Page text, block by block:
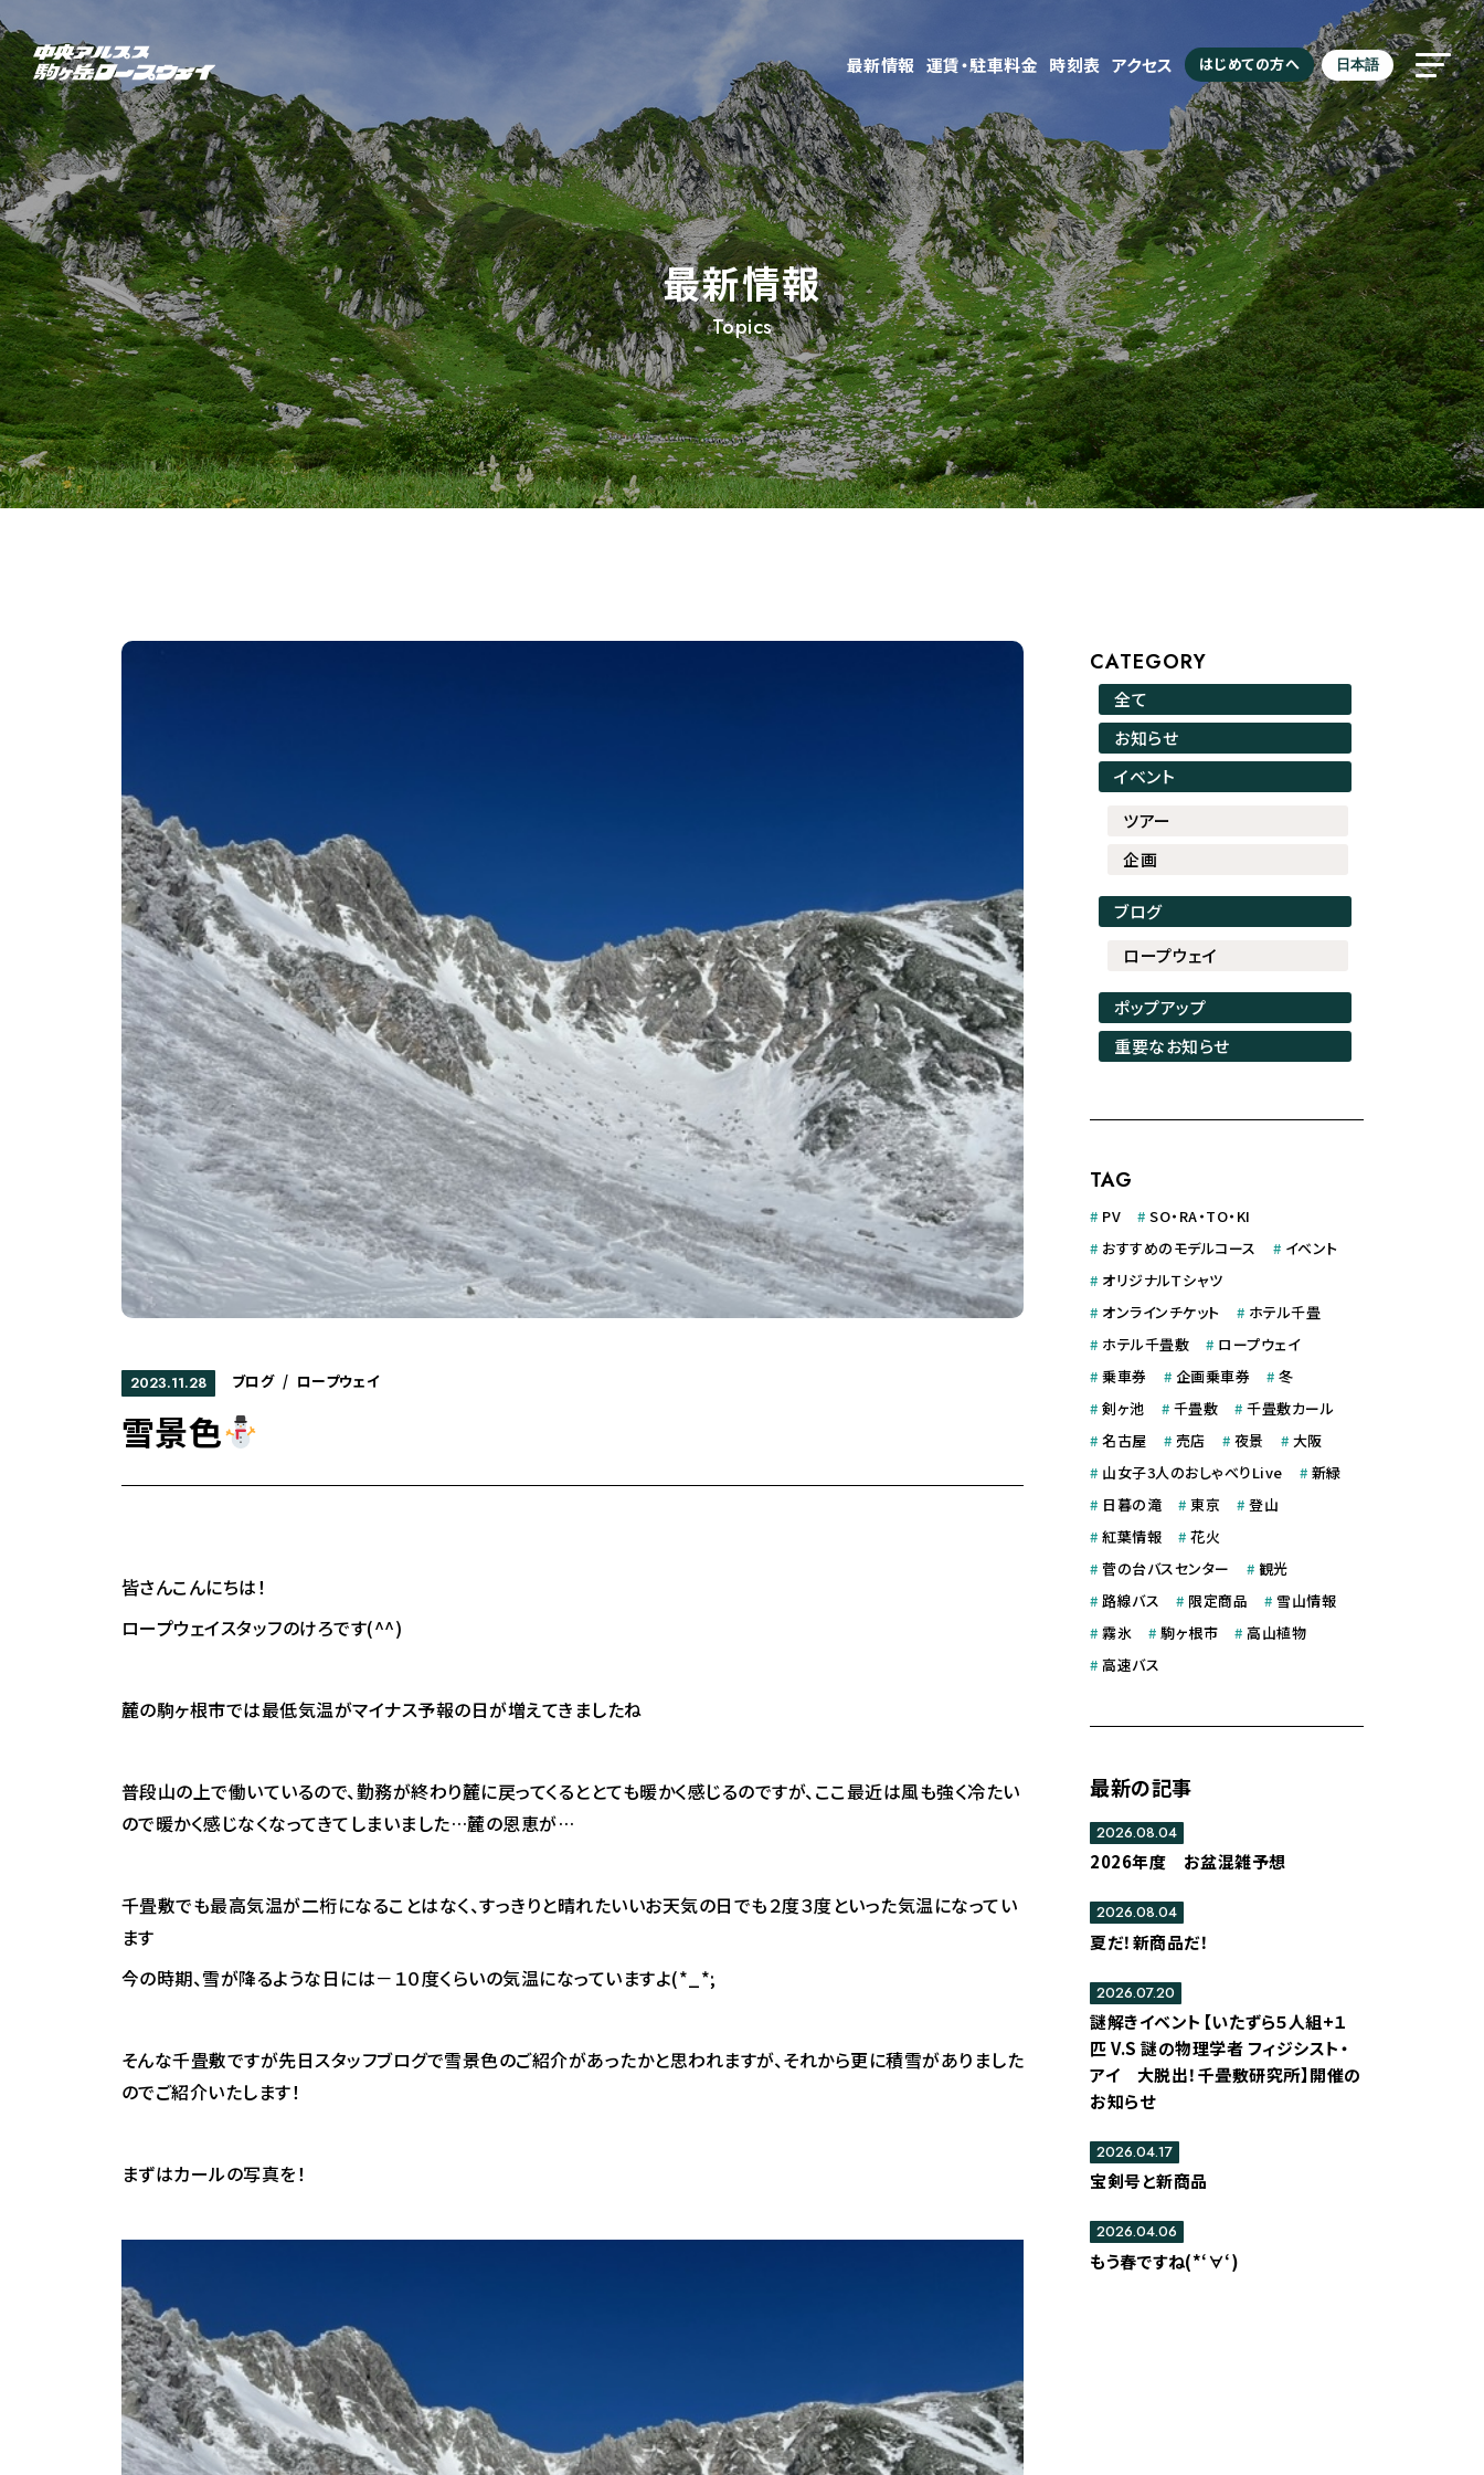
最新情報 運賃・駐車料金 時刻表 アクセス はじめての方へ 日本語
最新情報
Topics
2023.11.28 ブログ / ロープウェイ
雪景色
皆さんこんにちは！
ロープウェイスタッフのけろです(^^)
麓の駒ヶ根市では最低気温がマイナス予報の日が増えてきましたね
普段山の上で働いているので、勤務が終わり麓に戻ってくるととても暖かく感じるのですが、ここ最近は風も強く冷たい
ので暖かく感じなくなってきてしまいました…麓の恩恵が…
千畳敷でも最高気温が二桁になることはなく、すっきりと晴れたいいお天気の日でも２度３度といった気温になってい
ます
今の時期、雪が降るような日には－１０度くらいの気温になっていますよ(*_*;
そんな千畳敷ですが先日スタッフブログで雪景色のご紹介があったかと思われますが、それから更に積雪がありました
のでご紹介いたします！
まずはカールの写真を！
CATEGORY
全て
お知らせ
イベント
ツアー
企画
ブログ
ロープウェイ
ポップアップ
重要なお知らせ
TAG
# PV # SO・RA・TO・KI
# おすすめのモデルコース # イベント
# オリジナルＴシャツ
# オンラインチケット # ホテル千畳
# ホテル千畳敷 # ロープウェイ
# 乗車券 # 企画乗車券 # 冬
# 剣ヶ池 # 千畳敷 # 千畳敷カール
# 名古屋 # 売店 # 夜景 # 大阪
# 山女子3人のおしゃべりLive # 新緑
# 日暮の滝 # 東京 # 登山
# 紅葉情報 # 花火
# 菅の台バスセンター # 観光
# 路線バス # 限定商品 # 雪山情報
# 霧氷 # 駒ヶ根市 # 高山植物
# 高速バス
最新の記事
2026年度 お盆混雑予想
2026.08.04
夏だ！新商品だ！
2026.08.04
謎解きイベント【いたずら５人組+１
匹 V.S 謎の物理学者 フィジシスト・
アイ 大脱出！千畳敷研究所】開催の
お知らせ
2026.07.20
宝剣号と新商品
2026.04.17
もう春ですね(*‘∀‘)
2026.04.06